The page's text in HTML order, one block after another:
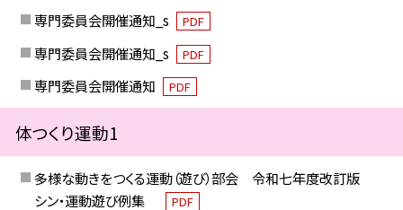
専門委員会開催通知_s
PDF
専門委員会開催通知_s PDF
専門委員会開催通知 PDF
体つくり運動1
多様な動きをつくる運動（遊び）部会 令和七年度改訂版
シン・運動遊び例集
PDF